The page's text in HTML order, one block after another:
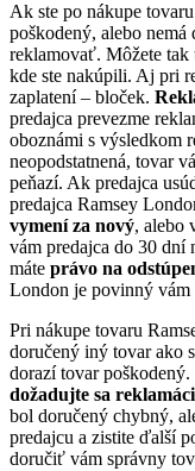
Ak ste po nákupe
poškodený, alebo
reklamovať. Môžete
kde ste nakúpili. Aj pri
zaplatení – bloček.
predajca prevezme
oboznámi s výsledkom
neopodstatnená, tovar
peňazí. Ak predajca
predajca Ramsey
vymení za nový, alebo
vám predajca do 30 dní
máte právo na
London je povinný
Pri nákupe tovaru
doručený iný tovar ako
dorazí tovar
dožadujte sa
bol doručený chybný,
predajcu a zistite ďalší
doručiť vám správny